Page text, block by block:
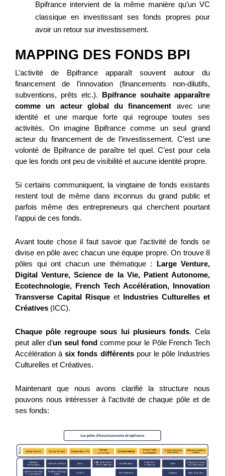
Bpifrance intervient de la même manière qu’un VC
classique en investissant ses fonds propres pour
avoir un retour sur investissement.
MAPPING DES FONDS BPI
L’activité de Bpifrance apparaît souvent autour du
financement de l’innovation (financements non-dilutifs,
subventions, prêts etc.).
Bpifrance souhaite apparaître
comme un acteur global du financement avec une
identité et une marque forte qui regroupe toutes ses
activités. On imagine Bpifrance comme un seul grand
acteur du financement de de l’investissement. C’est une
volonté de Bpifrance de paraître tel quel. C’est pour cela
que les fonds ont peu de visibilité et aucune identité propre.
Si certains communiquent, la vingtaine de fonds existants
restent tout de même dans inconnus du grand public et
parfois même des entrepreneurs qui cherchent pourtant
l’appui de ces fonds.
Avant toute chose il faut savoir que l’activité de fonds se
divise en pôle avec chacun une équipe propre. On trouve 8
pôles qui ont chacun une thématique :
Large Venture,
Digital Venture, Science de la Vie, Patient Autonome,
Ecotechnologie, French Tech Accélération, Innovation
Transverse Capital Risque et
Industries Culturelles et
Créatives (ICC).
Chaque pôle regroupe sous lui plusieurs fonds. Cela
peut aller d’un seul fond comme pour le Pôle French Tech
Accélération àsix fonds différentspour le pôle Industries
Culturelles et Créatives.
Maintenant que nous avons clarifié la structure nous
pouvons nous intéresser à l’activité de chaque pôle et de
ses fonds: